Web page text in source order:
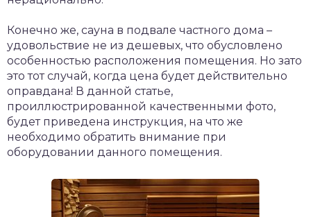
Конечно же, сауна в подвале частного дома –
удовольствие не из дешевых, что обусловлено
особенностью расположения помещения. Но зато
это тот случай, когда цена будет действительно
оправдана! В данной статье,
проиллюстрированной качественными фото,
будет приведена инструкция, на что же
необходимо обратить внимание при
оборудовании данного помещения.